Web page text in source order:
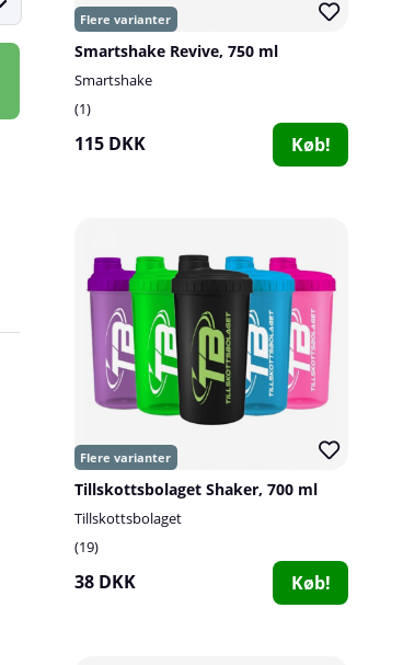
Smartshake Revive, 750 ml
Smartshake
1
115 DKK Køb!
Tillskottsbolaget Shaker, 700 ml
Tillskottsbolaget
19
38 DKK Køb!
Specifikationer:
Materiale: Gennemsigtig PP
BPA & DEHP-fri
Testet til fødevaresikre standarder i USA
Nem at rengøre - tåler både
mikrobølgeovn.